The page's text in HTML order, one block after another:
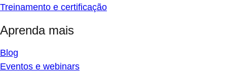
Treinamento e certificação
Aprenda mais
Blog
Eventos e webinars